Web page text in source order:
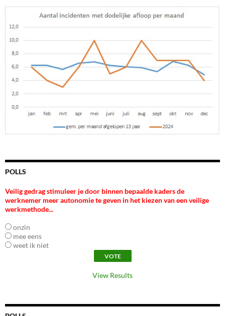
POLLS
Veilig gedrag stimuleer je door binnen bepaalde kaders de
werknemer meer autonomie te geven in het kiezen van een veilige
werkmethode...
onzin
mee eens
weet ik niet
View Results